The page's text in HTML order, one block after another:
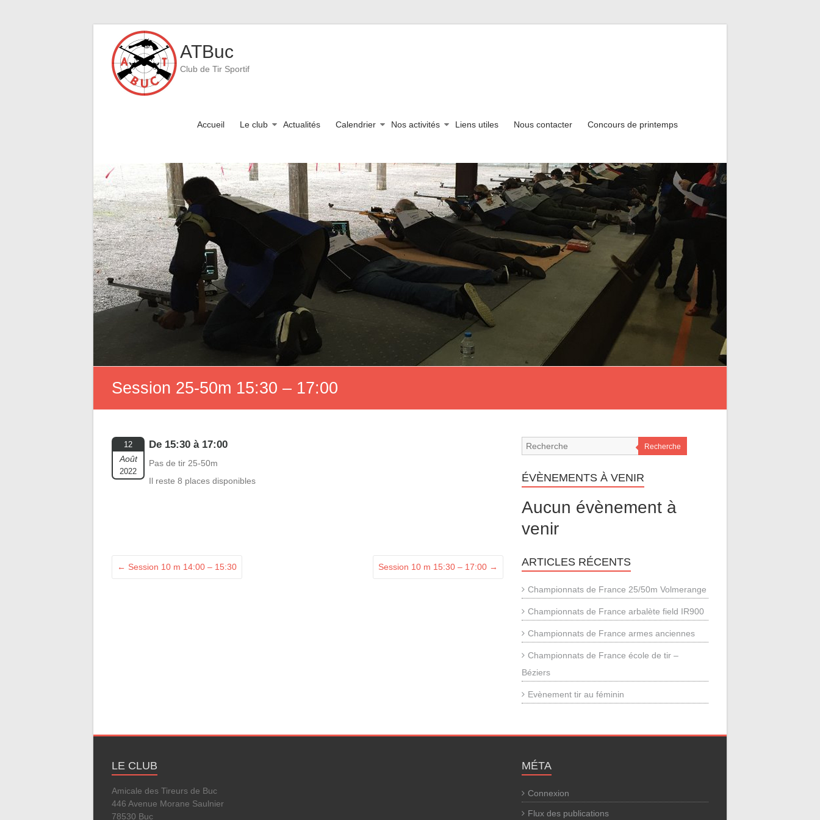
content
ATBuc
Club de Tir Sportif
Accueil Le club Actualités Calendrier Nos activités Liens utiles Nous contacter Concours de printemps
Session 25-50m 15:30 – 17:00
12
Août
2022
De 15:30 à 17:00
Pas de tir 25-50m
Il reste 8 places disponibles
← Session 10 m 14:00 – 15:30 Session 10 m 15:30 – 17:00 →
Recherche
ÉVÈNEMENTS À VENIR
Aucun évènement à
venir
ARTICLES RÉCENTS
Championnats de France 25/50m Volmerange
Championnats de France arbalète field IR900
Championnats de France armes anciennes
Championnats de France école de tir –
Béziers
Evènement tir au féminin
LE CLUB
Amicale des Tireurs de Buc
446 Avenue Morane Saulnier
78530 Buc
MÉTA
Connexion
Flux des publications